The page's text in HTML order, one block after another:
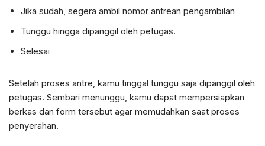
Jika sudah, segera ambil nomor antrean pengambilan
Tunggu hingga dipanggil oleh petugas.
Selesai
Setelah proses antre, kamu tinggal tunggu saja dipanggil oleh
petugas. Sembari menunggu, kamu dapat mempersiapkan
berkas dan form tersebut agar memudahkan saat proses
penyerahan.